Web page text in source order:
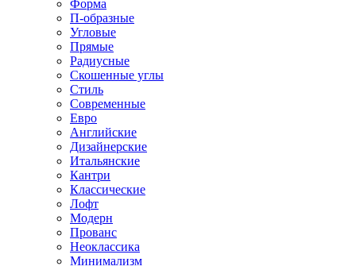
Форма
П-образные
Угловые
Прямые
Радиусные
Скошенные углы
Стиль
Современные
Евро
Английские
Дизайнерские
Итальянские
Кантри
Классические
Лофт
Модерн
Прованс
Неоклассика
Минимализм